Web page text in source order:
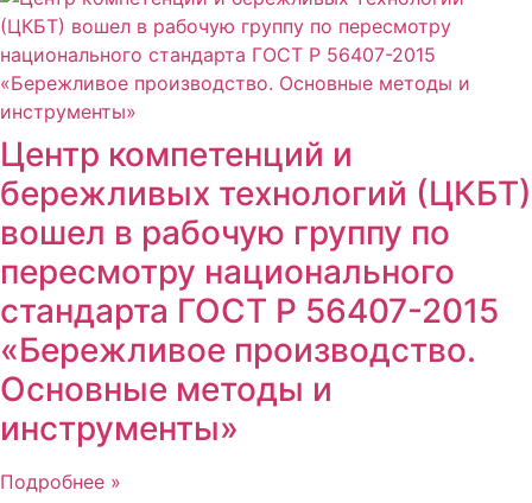
Центр компетенций и
бережливых технологий (ЦКБТ)
вошел в рабочую группу по
пересмотру национального
стандарта ГОСТ Р 56407-2015
«Бережливое производство.
Основные методы и
инструменты»
Подробнее »